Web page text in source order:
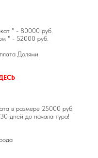
" - 80000 руб.
" - 52000 руб.
Долями
в размере 25000 руб.
дней до начала тура!